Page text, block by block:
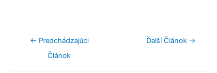
← Predchádzajúci
Článok
Ďalší Článok →